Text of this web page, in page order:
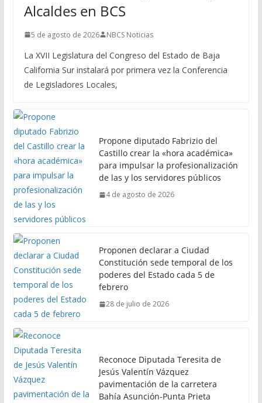
Alcaldes en BCS
5 de agosto de 2026 NBCS Noticias
La XVII Legislatura del Congreso del Estado de Baja
California Sur instalará por primera vez la Conferencia
de Legisladores Locales,
Propone diputado Fabrizio del
Castillo crear la «hora académica»
para impulsar la profesionalización
de las y los servidores públicos
4 de agosto de 2026
Proponen declarar a Ciudad
Constitución sede temporal de los
poderes del Estado cada 5 de
febrero
28 de julio de 2026
Reconoce Diputada Teresita de
Jesús Valentín Vázquez
pavimentación de la carretera
Bahía Asunción-Punta Prieta